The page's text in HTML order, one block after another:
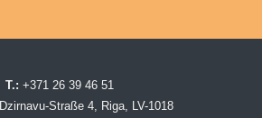
T.: +371 26 39 46 51
Dzirnavu-Straße 4, Riga, LV-1018